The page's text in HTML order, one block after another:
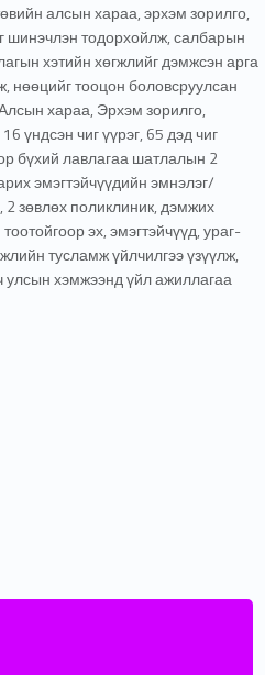
алсын хараа, эрхэм зорилго,
шинэчлэн тодорхойлж, салбарын
хэтийн хөгжлийг дэмжсэн арга
нөөцийг тооцон боловсруулсан
хараа, Эрхэм зорилго,
үндсэн чиг үүрэг, 65 дэд чиг
бүхий лавлагаа шатлалын 2
эмэгтэйчүүдийн эмнэлэг/
зөвлөх поликлиник, дэмжих
эх, эмэгтэйчүүд, ураг-
тусламж үйлчилгээ үзүүлж,
улсын хэмжээнд үйл ажиллагаа